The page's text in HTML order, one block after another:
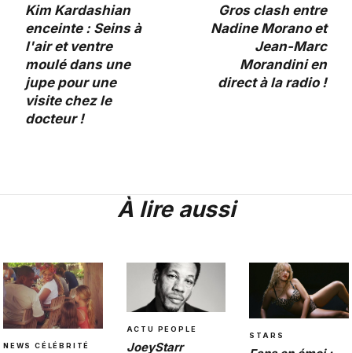
Kim Kardashian
enceinte : Seins à
l'air et ventre
moulé dans une
jupe pour une
visite chez le
docteur !
Gros clash entre
Nadine Morano et
Jean-Marc
Morandini en
direct à la radio !
À lire aussi
NEWS CÉLÉBRITÉ
ACTU PEOPLE
JoeyStarr
STARS